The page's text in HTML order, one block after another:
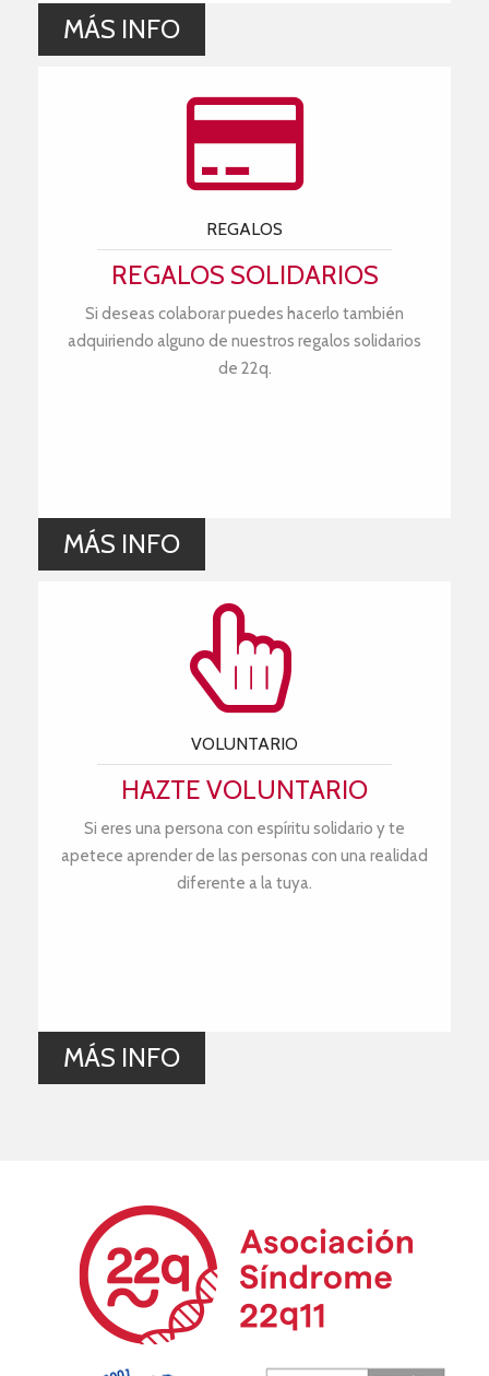
MÁS INFO
REGALOS
REGALOS SOLIDARIOS
Si deseas colaborar puedes hacerlo también
adquiriendo alguno de nuestros regalos solidarios
de 22q.
MÁS INFO
VOLUNTARIO
HAZTE VOLUNTARIO
Si eres una persona con espíritu solidario y te
apetece aprender de las personas con una realidad
diferente a la tuya.
MÁS INFO